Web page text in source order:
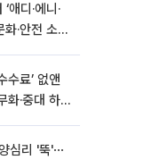
애디·에니·
·안전 소통
수료’ 없앤
화·중대 하
심리 '뚝'⋯